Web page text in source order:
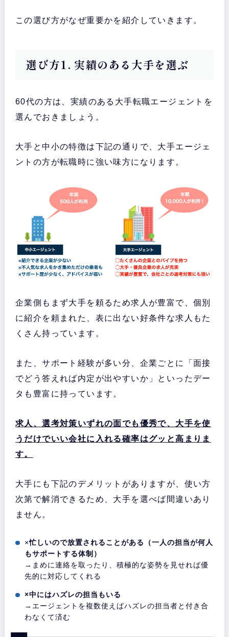
この選び方がなぜ重要かを紹介していきます。
選び方1. 実績のある大手を選ぶ
60代の方は、実績のある大手転職エージェントを
選んでおきましょう。
大手と中小の特徴は下記の通りで、大手エージェ
ントの方が転職時に強い味方になります。
企業側もまず大手を頼るため求人が豊富で、個別
に紹介を頼まれた、表に出ない好条件な求人もた
くさん持っています。
また、サポート経験が多い分、企業ごとに「面接
でどう答えれば内定が出やすいか」といったデー
タも豊富に持っています。
求人、選考対策いずれの面でも優秀で、大手を使
うだけでいい会社に入れる確率はグッと高まりま
す。
大手にも下記のデメリットがありますが、使い方
次第で解消できるため、大手を選べば間違いあり
ません。
×忙しいので放置されることがある（一人の担当が何人
もサポートする体制）
→まめに連絡を取ったり、積極的な姿勢を見せれば優
先的に対応してくれる
×中にはハズレの担当もいる
→エージェントを複数使えばハズレの担当者と付き合
わなくて済む